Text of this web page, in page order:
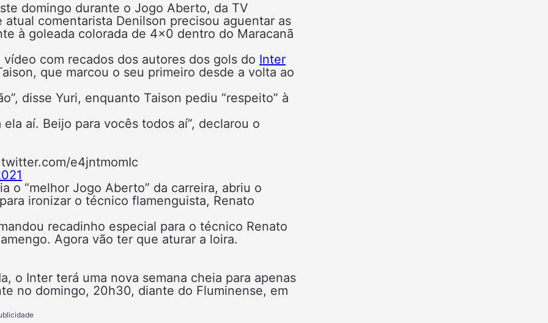
domingo durante o Jogo Aberto, da TV
comentarista Denilson precisou aguentar as
à goleada colorada de 4×0 dentro do Maracanã
com recados dos autores dos gols do Inter
que marcou o seu primeiro desde a volta ao
disse Yuri, enquanto Taison pediu “respeito” à
aí. Beijo para vocês todos aí”, declarou o
e4jntmomIc
o “melhor Jogo Aberto” da carreira, abriu o
ironizar o técnico flamenguista, Renato
recadinho especial para o técnico Renato
Agora vão ter que aturar a loira.
o Inter terá uma nova semana cheia para apenas
no domingo, 20h30, diante do Fluminense, em